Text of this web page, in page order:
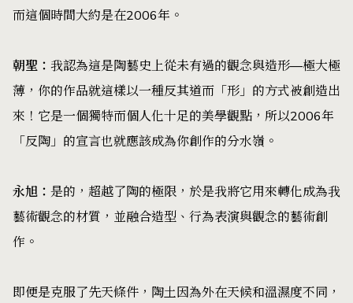
而這個時間大約是在2006年。
朝聖： 我認為這是陶藝史上從未有過的觀念與造形—極大極
薄，你的作品就這樣以一種反其道而「形」的方式被創造出
來！它是一個獨特而個人化十足的美學觀點，所以2006年
「反陶」的宣言也就應該成為你創作的分水嶺。
永旭： 是的，超越了陶的極限，於是我將它用來轉化成為我
藝術觀念的材質，並融合造型、行為表演與觀念的藝術創
作。
即便是克服了先天條件，陶土因為外在天候和溫濕度不同，